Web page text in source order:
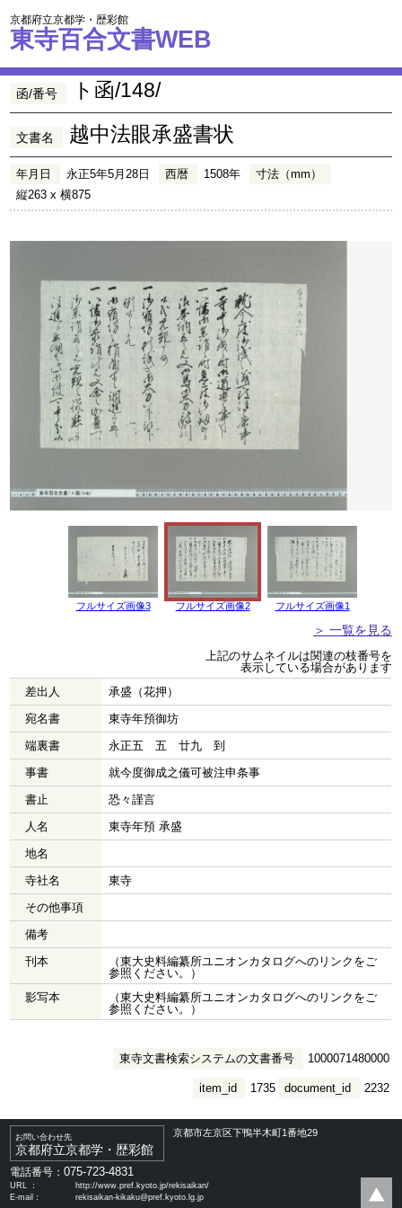
京都府立京都学・歴彩館
東寺百合文書WEB
函/番号 ト函/148/
文書名 越中法眼承盛書状
年月日 永正5年5月28日 西暦 1508年
寸法（mm）
縦263 x 横875
フルサイズ画像3 フルサイズ画像2 フルサイズ画像1
＞ 一覧を見る
上記のサムネイルは関連の枝番号を
表示している場合があります
差出人
承盛（花押）
宛名書
東寺年預御坊
端裏書
永正五 五 廿九 到
事書
就今度御成之儀可被注申条事
書止
恐々謹言
人名
東寺年預 承盛
地名
寺社名
東寺
その他事項
備考
刊本
（東大史料編纂所ユニオンカタログへのリンクをご
参照ください。）
影写本
（東大史料編纂所ユニオンカタログへのリンクをご
参照ください。）
東寺文書検索システムの文書番号 1000071480000
document_id 2232
item_id 1735
お問い合わせ先
京都府立京都学・歴彩館
京都市左京区下鴨半木町1番地29
電話番号：075-723-4831
URL ：
http://www.pref.kyoto.jp/rekisaikan/
E-mail：
rekisaikan-kikaku@pref.kyoto.lg.jp